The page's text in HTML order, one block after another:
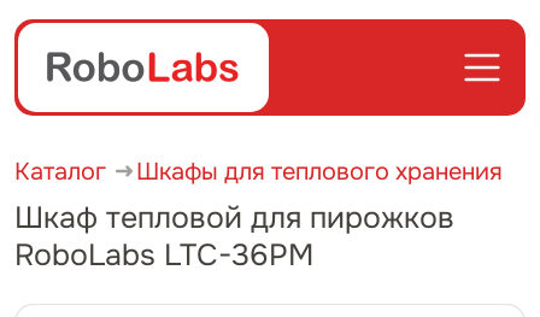
Каталог Шкафы для теплового хранения
Шкаф тепловой для пирожков
RoboLabs LTC-36PM